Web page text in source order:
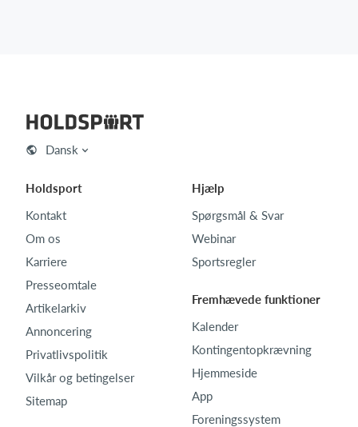
Dansk
Holdsport
Kontakt
Om os
Karriere
Presseomtale
Artikelarkiv
Annoncering
Privatlivspolitik
Vilkår og betingelser
Sitemap
Hjælp
Spørgsmål & Svar
Webinar
Sportsregler
Fremhævede funktioner
Kalender
Kontingentopkrævning
Hjemmeside
App
Foreningssystem